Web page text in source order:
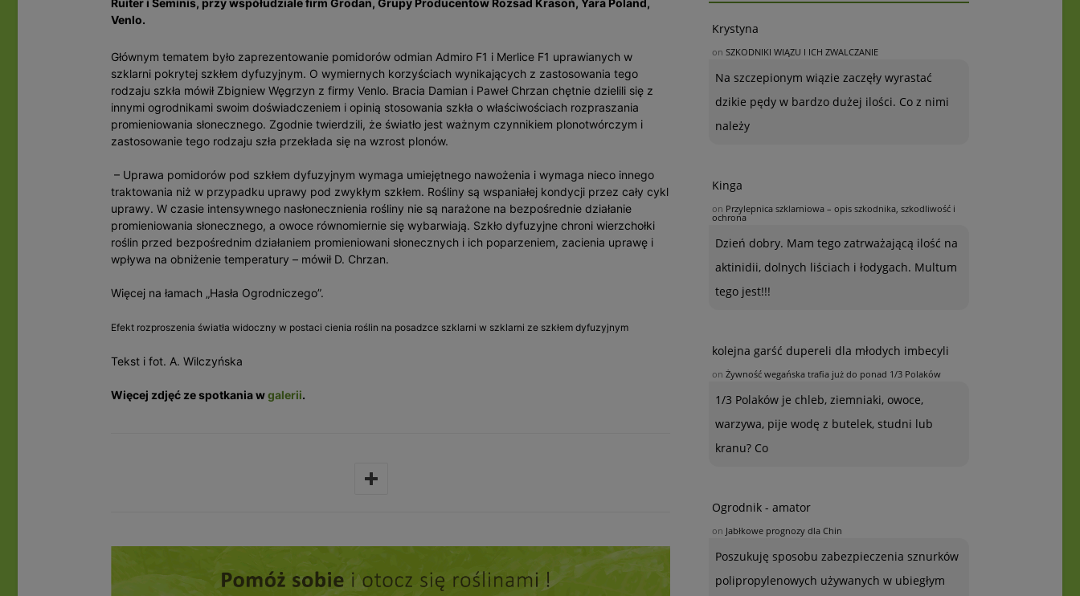
Ruiter i Seminis, przy współudziale firm Grodan, Grupy Producentów Rozsad Krasoń, Yara Poland,
Venlo.
Głównym tematem było zaprezentowanie pomidorów odmian Admiro F1 i Merlice F1 uprawianych w
szklarni pokrytej szkłem dyfuzyjnym. O wymiernych korzyściach wynikających z zastosowania tego
rodzaju szkła mówił Zbigniew Węgrzyn z firmy Venlo. Bracia Damian i Paweł Chrzan chętnie dzielili się z
innymi ogrodnikami swoim doświadczeniem i opinią stosowania szkła o właściwościach rozpraszania
promieniowania słonecznego. Zgodnie twierdzili, że światło jest ważnym czynnikiem plonotwórczym i
zastosowanie tego rodzaju szła przekłada się na wzrost plonów.
– Uprawa pomidorów pod szkłem dyfuzyjnym wymaga umiejętnego nawożenia i wymaga nieco innego
traktowania niż w przypadku uprawy pod zwykłym szkłem. Rośliny są wspaniałej kondycji przez cały cykl
uprawy. W czasie intensywnego nasłonecznienia rośliny nie są narażone na bezpośrednie działanie
promieniowania słonecznego, a owoce równomiernie się wybarwiają. Szkło dyfuzyjne chroni wierzchołki
roślin przed bezpośrednim działaniem promieniowani słonecznych i ich poparzeniem, zacienia uprawę i
wpływa na obniżenie temperatury – mówił D. Chrzan.
Więcej na łamach „Hasła Ogrodniczego”.
Efekt rozproszenia światła widoczny w postaci cienia roślin na posadzce szklarni w szklarni ze szkłem dyfuzyjnym
Tekst i fot. A. Wilczyńska
Więcej zdjęć ze spotkania wgalerii.
Krystyna
on SZKODNIKI WIĄZU I ICH ZWALCZANIE
Na szczepionym wiązie zaczęły wyrastać
dzikie pędy w bardzo dużej ilości. Co z nimi
należy
Kinga
on Przylepnica szklarniowa – opis szkodnika, szkodliwość i
ochrona
Dzień dobry. Mam tego zatrważającą ilość na
aktinidii, dolnych liściach i łodygach. Multum
tego jest!!!
kolejna garść dupereli dla młodych imbecyli
on Żywność wegańska trafia już do ponad 1/3 Polaków
1/3 Polaków je chleb, ziemniaki, owoce,
warzywa, pije wodę z butelek, studni lub
kranu? Co
Ogrodnik - amator
on Jabłkowe prognozy dla Chin
Poszukuję sposobu zabezpieczenia sznurków
polipropylenowych używanych w ubiegłym